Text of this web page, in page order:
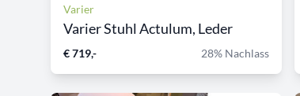
Varier
Varier Stuhl Actulum, Leder
€ 719,- 28% Nachlass